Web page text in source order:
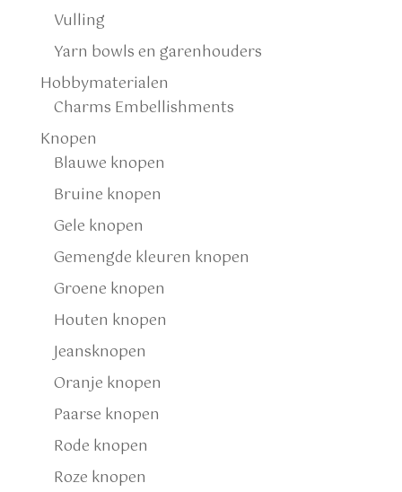
Vulling
Yarn bowls en garenhouders
Hobbymaterialen
Charms Embellishments
Knopen
Blauwe knopen
Bruine knopen
Gele knopen
Gemengde kleuren knopen
Groene knopen
Houten knopen
Jeansknopen
Oranje knopen
Paarse knopen
Rode knopen
Roze knopen